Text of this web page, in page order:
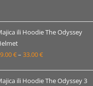
od
19.00 €
33.00 €
ili Hoodie The Odyssey
€– 33.00€Raspon
od
ili Hoodie The Odyssey 3